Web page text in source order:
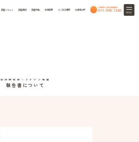
調査メニュー 調査事例 調査料金 会社概要 よくある質問 お客様の声
24時間365日相談無料
011-598-1230 MENU
紋別興信所・アイシン探偵
報告書について